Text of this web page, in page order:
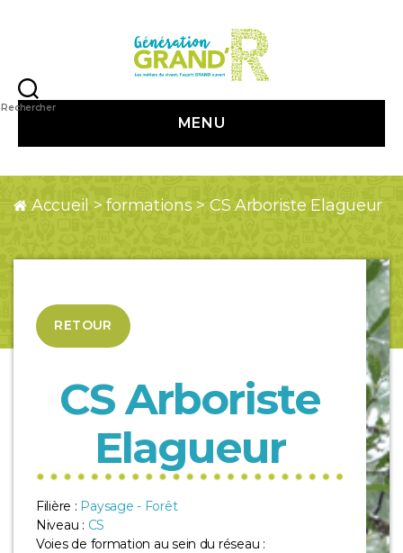
Rechercher
R
MENU
Accueil >formations > CS Arboriste Elagueur
RETOUR
CS Arboriste
Elagueur
Filière : Paysage - Forêt
Niveau : CS
Voies de formation au sein du réseau :